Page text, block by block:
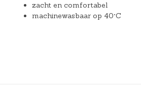
zacht en comfortabel
machinewasbaar op 40°C